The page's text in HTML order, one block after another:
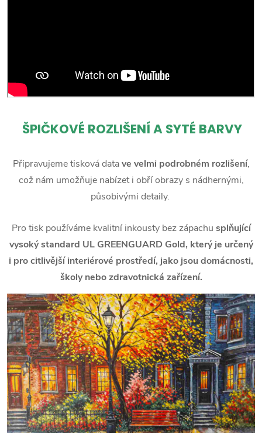
ŠPIČKOVÉ ROZLIŠENÍ A SYTÉ BARVY
Připravujeme tisková datave velmi podrobném rozlišení,
což nám umožňuje nabízet i obří obrazy s nádhernými,
působivými detaily.
Pro tisk používáme kvalitní inkousty bez zápachu splňující
vysoký standard UL GREENGUARD Gold, který je určený
i pro citlivější interiérové prostředí, jako jsou domácnosti,
školy nebo zdravotnická zařízení.